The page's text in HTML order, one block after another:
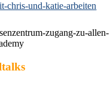
chris-und-katie-arbeiten
zugang-zu-allen-